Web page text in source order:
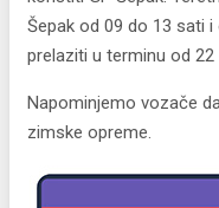
Šepak od 09 do 13 sati
prelaziti u terminu od 22
Napominjemo vozače
zimske opreme.